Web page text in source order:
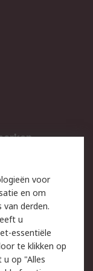
voor
en om
derden.
u
essentiële
te klikken op
op "Alles